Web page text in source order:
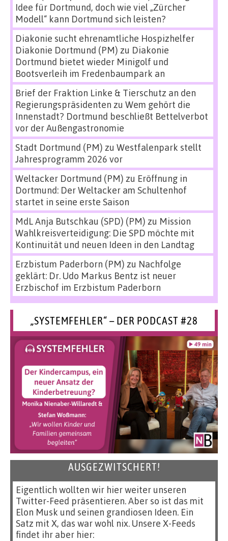
Idee für Dortmund, doch wie viel „Zürcher
Modell“ kann Dortmund sich leisten?
Diakonie sucht ehrenamtliche Hospizhelfer
Diakonie Dortmund (PM) zu Diakonie
Dortmund bietet wieder Minigolf und
Bootsverleih im Fredenbaumpark an
Brief der Fraktion Linke & Tierschutz an den
Regierungspräsidenten zu Wem gehört die
Innenstadt? Dortmund beschließt Bettelverbot
vor der Außengastronomie
Stadt Dortmund (PM) zu Westfalenpark stellt
Jahresprogramm 2026 vor
Weltacker Dortmund (PM) zu Eröffnung in
Dortmund: Der Weltacker am Schultenhof
startet in seine erste Saison
MdL Anja Butschkau (SPD) (PM) zu Mission
Wahlkreisverteidigung: Die SPD möchte mit
Kontinuität und neuen Ideen in den Landtag
Erzbistum Paderborn (PM) zu Nachfolge
geklärt: Dr. Udo Markus Bentz ist neuer
Erzbischof im Erzbistum Paderborn
„SYSTEMFEHLER“ – DER PODCAST #28
AUSGEZWITSCHERT!
Eigentlich wollten wir hier weiter unseren
Twitter-Feed präsentieren. Aber so ist das mit
Elon Musk und seinen grandiosen Ideen. Ein
Satz mit X, das war wohl nix. Unsere X-Feeds
findet ihr aber hier: